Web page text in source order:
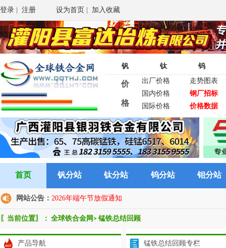
登录 注册 设为首页 加入收藏
钒 钛 钨
价
格
出厂价格
走势图表
国内价格
钢厂招标
国际价格
价格数据
首页 钒分站 钛分站 钨分站 钼分站
网站公告： 2026年端午节放假通知
〖当前位置〗： 全球铁合金网 > 锰铁总结回顾
产品导航
锰铁总结回顾专栏